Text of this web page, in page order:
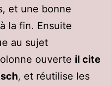
et une bonne
la fin. Ensuite
au sujet
ouverte il cite
, et réutilise les